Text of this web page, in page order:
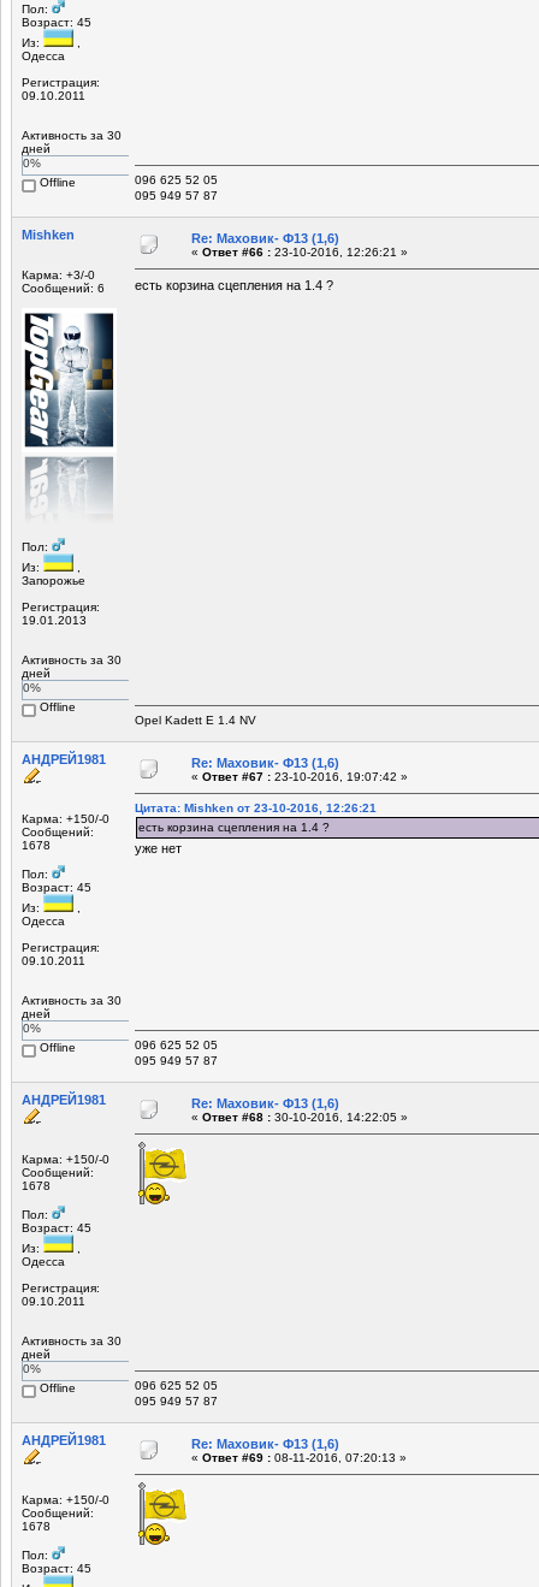
Пол:
Возраст: 45
Из:
Одесса
Регистрация:
09.10.2011
Активность за 30
дней
0%
Offline
096 625 52 05
095 949 57 87
Mishken
Карма: +3/-0
Сообщений: 6
Пол:
Из:
Запорожье
Регистрация:
19.01.2013
Активность за 30
дней
0%
Offline
Re: Маховик- Ф13 (1,6)
« Ответ #66 : 23-10-2016, 12:26:21 »
есть корзина сцепления на 1.4 ?
Opel Kadett E 1.4 NV
АНДРЕЙ1981
Карма: +150/-0
Сообщений:
1678
Пол:
Возраст: 45
Из:
Одесса
Регистрация:
09.10.2011
Активность за 30
дней
0%
Offline
Re: Маховик- Ф13 (1,6)
« Ответ #67 : 23-10-2016, 19:07:42 »
Цитата: Mishken от 23-10-2016, 12:26:21
есть корзина сцепления на 1.4 ?
уже нет
096 625 52 05
095 949 57 87
АНДРЕЙ1981
Карма: +150/-0
Сообщений:
1678
Пол:
Возраст: 45
Из:
Одесса
Регистрация:
09.10.2011
Активность за 30
дней
0%
Offline
Re: Маховик- Ф13 (1,6)
« Ответ #68 : 30-10-2016, 14:22:05 »
096 625 52 05
095 949 57 87
АНДРЕЙ1981
Карма: +150/-0
Сообщений:
1678
Пол:
Возраст: 45
Re: Маховик- Ф13 (1,6)
« Ответ #69 : 08-11-2016, 07:20:13 »